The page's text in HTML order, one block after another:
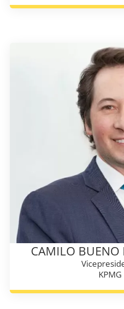
CAMILO BUENO
KPMG